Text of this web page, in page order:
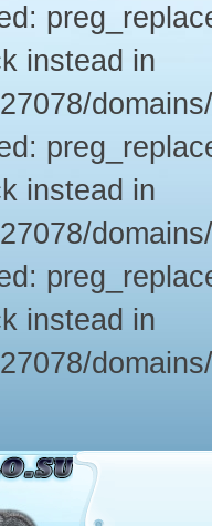
instead in
instead in
instead in